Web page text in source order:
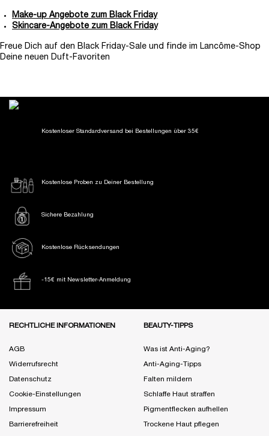
Make-up Angebote zum Black Friday
Skincare-Angebote zum Black Friday
Freue Dich auf den Black Friday-Sale und finde im Lancôme-Shop
Deine neuen Duft-Favoriten
Kostenloser Standardversand bei Bestellungen über 35€
Kostenlose Proben zu Deiner Bestellung
Sichere Bezahlung
Kostenlose Rücksendungen
-15€ mit Newsletter-Anmeldung
RECHTLICHE INFORMATIONEN
AGB
Widerrufsrecht
Datenschutz
Cookie-Einstellungen
Impressum
Barrierefreiheit
BEAUTY-TIPPS
Was ist Anti-Aging?
Anti-Aging-Tipps
Falten mildern
Schlaffe Haut straffen
Pigmentflecken aufhellen
Trockene Haut pflegen